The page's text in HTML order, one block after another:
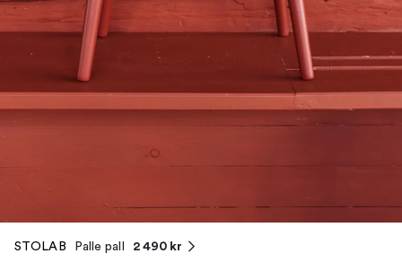
STOLAB Palle pall 2 490 kr